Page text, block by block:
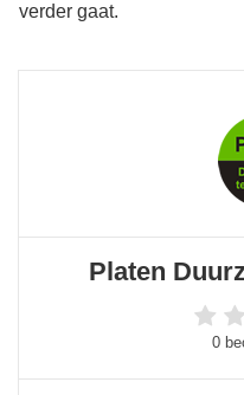
verder gaat.
Platen
0